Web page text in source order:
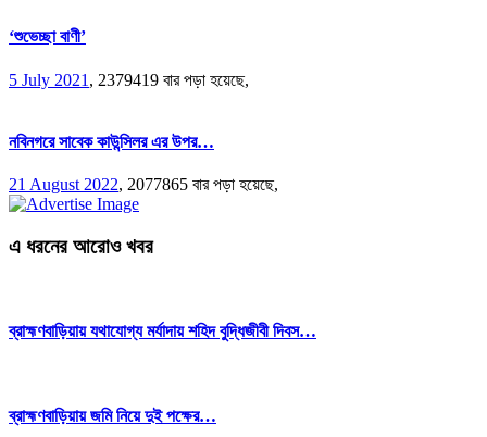
‘শুভেচ্ছা বাণী’
5 July 2021 , 2379419 বার পড়া হয়েছে,
নবিনগরে সাবেক কাউন্সিলর এর উপর…
21 August 2022, 2077865 বার পড়া হয়েছে,
এ ধরনের আরোও খবর
ব্রাহ্মণবাড়িয়ায় যথাযোগ্য মর্যাদায় শহিদ বুদ্ধিজীবী দিবস…
ব্রাহ্মণবাড়িয়ায় জমি নিয়ে দুই পক্ষের…